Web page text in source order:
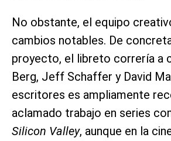
No obstante, el equipo
cambios notables. De
proyecto, el libreto correría a
Berg, Jeff Schaffer y David
escritores es ampliamente
aclamado trabajo en series
Silicon Valley, aunque en la